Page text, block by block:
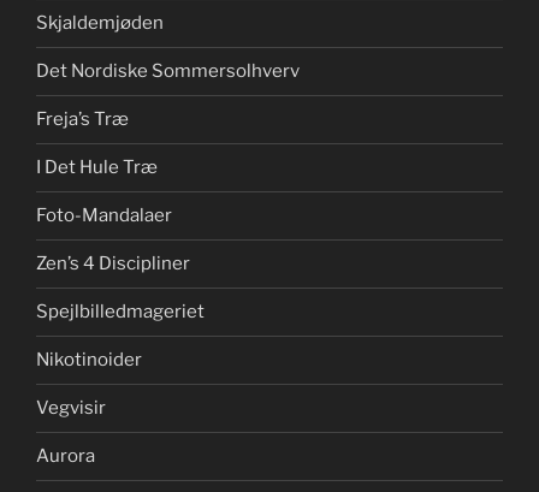
Skjaldemjøden
Det Nordiske Sommersolhverv
Freja’s Træ
I Det Hule Træ
Foto-Mandalaer
Zen’s 4 Discipliner
Spejlbilledmageriet
Nikotinoider
Vegvisir
Aurora